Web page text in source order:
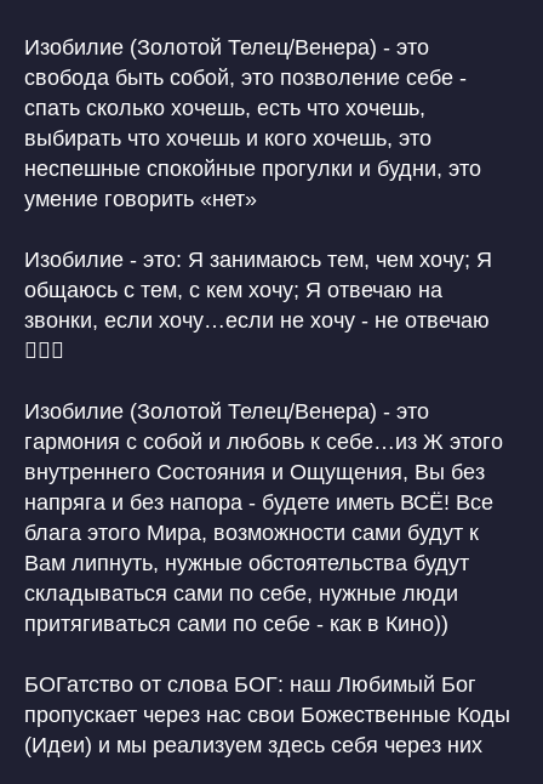
Изобилие (Золотой Телец/Венера) - это
свобода быть собой, это позволение себе -
спать сколько хочешь, есть что хочешь,
выбирать что хочешь и кого хочешь, это
неспешные спокойные прогулки и будни, это
умение говорить «нет»
Изобилие - это: Я занимаюсь тем, чем хочу; Я
общаюсь с тем, с кем хочу; Я отвечаю на
звонки, если хочу…если не хочу - не отвечаю
🙋🏼‍♀️
Изобилие (Золотой Телец/Венера) - это
гармония с собой и любовь к себе…из Ж этого
внутреннего Состояния и Ощущения, Вы без
напряга и без напора - будете иметь ВСЁ! Все
блага этого Мира, возможности сами будут к
Вам липнуть, нужные обстоятельства будут
складываться сами по себе, нужные люди
притягиваться сами по себе - как в Кино))
БОГатство от слова БОГ: наш Любимый Бог
пропускает через нас свои Божественные Коды
(Идеи) и мы реализуем здесь себя через них